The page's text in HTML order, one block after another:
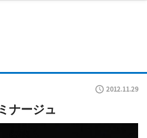
2012.11.29
ナージュ